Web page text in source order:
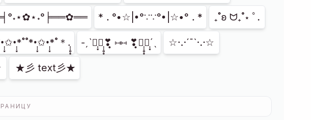
* . °•☆|•°∵∵°•|☆•° . * ₊˚ʚ ᗢ₊˚⋆ ﾟ.
＊.̩̩̥͙ -ˏˋ❣̩͙❣̩̩̥͙❣̩̥̩ ⑅⑅ ❣̩̥̩❣̩̩̥͙❣̩͙ˊˎ ☆·.·´¯`·.·☆
★彡 text彡★